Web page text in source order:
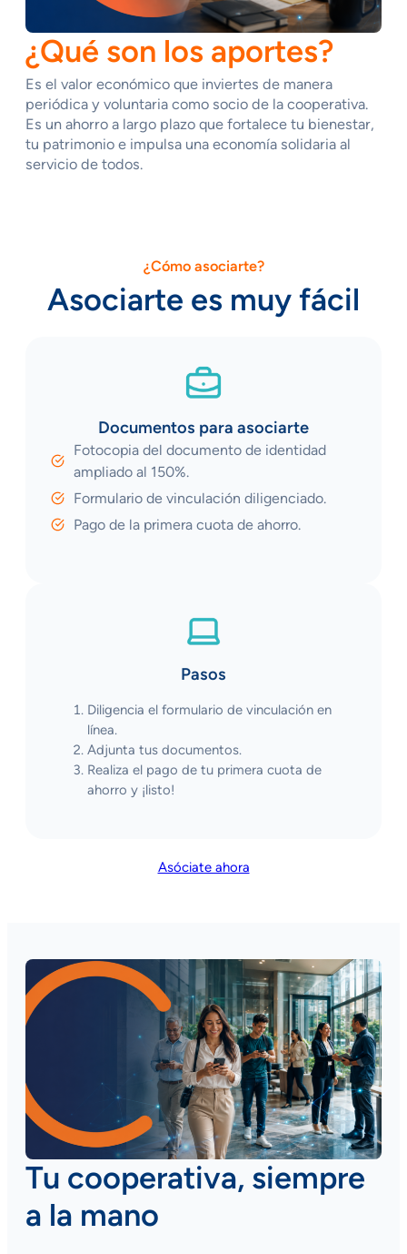
¿Qué son los aportes?
Es el valor económico que inviertes de manera
periódica y voluntaria como socio de la cooperativa.
Es un ahorro a largo plazo que fortalece tu bienestar,
tu patrimonio e impulsa una economía solidaria al
servicio de todos.
¿Cómo asociarte?
Asociarte es muy fácil
Documentos para asociarte
Fotocopia del documento de identidad
ampliado al 150%.
Formulario de vinculación diligenciado.
Pago de la primera cuota de ahorro.
Pasos
Diligencia el formulario de vinculación en
línea.
Adjunta tus documentos.
Realiza el pago de tu primera cuota de
ahorro y ¡listo!
Asóciate ahora
Tu cooperativa, siempre
a la mano